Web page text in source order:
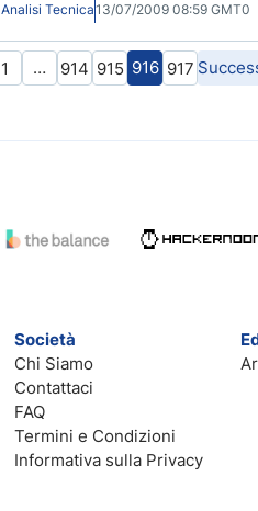
Analisi Tecnica13/07/2009 08:59 GMT0
1 … 914 915 916 917
Società
Chi Siamo
Contattaci
FAQ
Termini e Condizioni
Informativa sulla Privacy